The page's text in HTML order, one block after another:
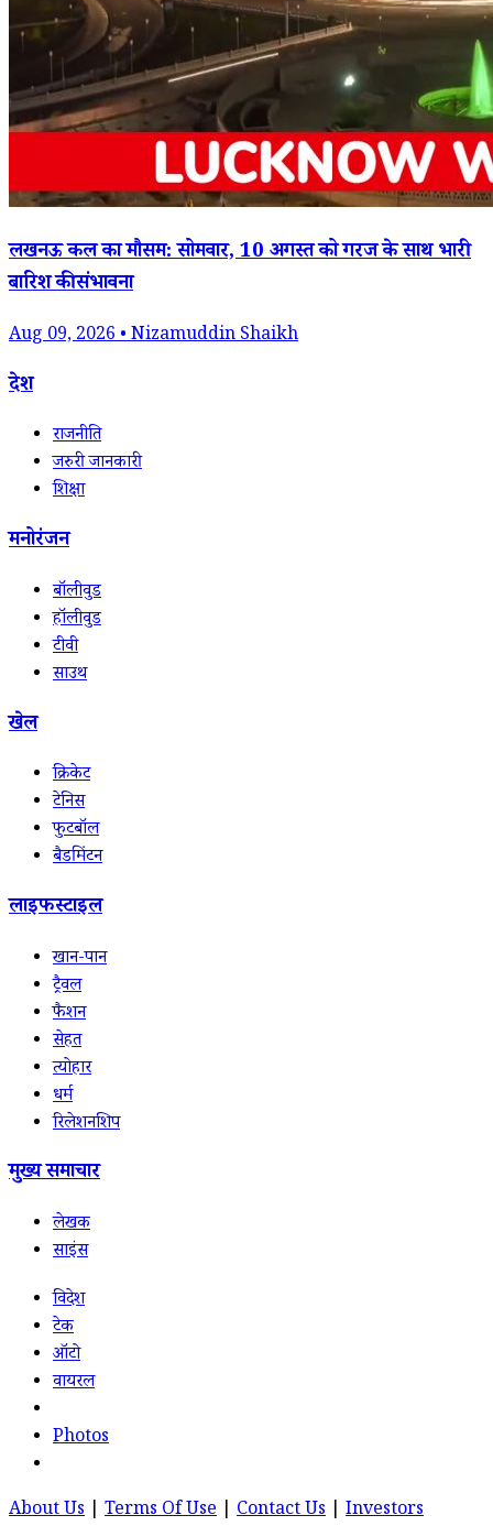
लखनऊ कल का मौसम: सोमवार, 10 अगस्त को गरज के साथ भारी
बारिश की संभावना
Aug 09, 2026 • Nizamuddin Shaikh
देश
राजनीति
जरुरी जानकारी
शिक्षा
मनोरंजन
बॉलीवुड
हॉलीवुड
टीवी
साउथ
खेल
क्रिकेट
टेनिस
फुटबॉल
बैडमिंटन
लाइफस्टाइल
खान-पान
ट्रैवल
फैशन
सेहत
त्योहार
धर्म
रिलेशनशिप
मुख्य समाचार
लेखक
साइंस
विदेश
टेक
ऑटो
वायरल
Photos
About Us Terms Of Use Contact Us
Investors